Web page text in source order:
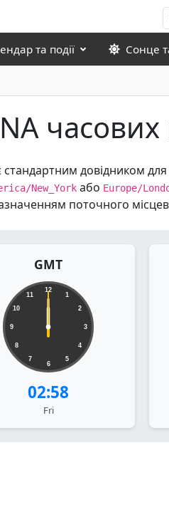
та події Сонце
часових
довідником для
New_York або Europe/
поточного
GMT
12
1
2
3
4
5
6
7
8
9
10
11
02:58
Fri